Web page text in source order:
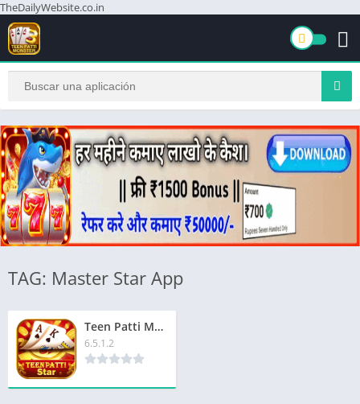
TheDailyWebsite.co.in
TAG: Master Star App
Teen Patti Master Star | तीन पत्ती मास्टर स्टार | ₹280 बोनस
6.5.1.2